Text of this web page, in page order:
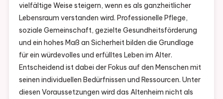
vielfältige Weise steigern, wenn es als ganzheitlicher
Lebensraum verstanden wird. Professionelle Pflege,
soziale Gemeinschaft, gezielte Gesundheitsförderung
und ein hohes Maß an Sicherheit bilden die Grundlage
für ein würdevolles und erfülltes Leben im Alter.
Entscheidend ist dabei der Fokus auf den Menschen mit
seinen individuellen Bedürfnissen und Ressourcen. Unter
diesen Voraussetzungen wird das Altenheim nicht als